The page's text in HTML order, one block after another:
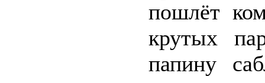
пошлёт
крутых
папину